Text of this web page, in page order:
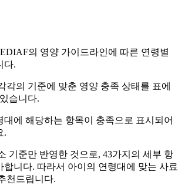
의 영양 가이드라인에 따른 연령별
다.
각의 기준에 맞춘 영양 충족 상태를 표에
습니다.
에 해당하는 항목이 충족으로 표시되어
.
기준만 반영한 것으로, 43가지의 세부 항
합니다. 따라서 아이의 연령대에 맞는 사료
천드립니다.